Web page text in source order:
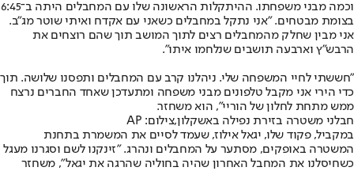
וכמה מבני משפחתו. ההיתקלות הראשונה שלו עם המחבלים היתה ב־6:45
בצומת מבטחים. "אני נתקל במחבלים כשאני עם אקדח ואיתי שוטר מג"ב.
אני מבין שחלק מהמחבלים רצים לתוך המושב תוך שהם רוצחים את
הרבש"ץ וארבעה תושבים שנלחמו איתו".
"חששתי לחיי המשפחה שלי. ניהלנו קרב עם המחבלים ותפסנו שלושה. תוך
כדי הירי אני מקבל טלפונים מבני משפחה ומתעדכן שאחד החברים נרצח
ממש מתחת לחלון של הוריי", הוא משחזר.
חבלני משטרה בזירת נפילה באשקלון,צילום: AP
במקביל, פקוד שלו, יגאל אילוז, שעמד לסיים את המשמרת בתחנת
המשטרה באופקים, מסתער על המחבלים ונהרג. "זינקנו לשם וסגרנו מעגל
כשחיסלנו את המחבל האחרון שהיה בחוליה שהרגה את יגאל", משחזר